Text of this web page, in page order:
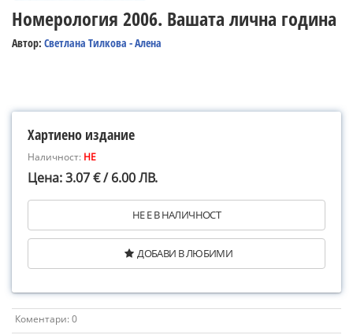
Номерология 2006. Вашата лична година
Автор: Светлана Тилкова - Алена
Хартиено издание
Наличност: НЕ
Цена: 3.07 € / 6.00 ЛВ.
НЕ Е В НАЛИЧНОСТ
ДОБАВИ В ЛЮБИМИ
Коментари: 0